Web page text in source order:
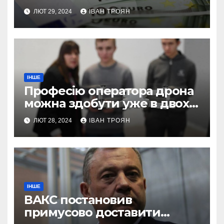
підприємств
ЛЮТ 29, 2024 ІВАН ТРОЯН
ІНШЕ
Професію оператора дрона
можна здобути уже в двох
профтехах Львівщини
ЛЮТ 28, 2024 ІВАН ТРОЯН
ІНШЕ
ВАКС постановив
примусово доставити